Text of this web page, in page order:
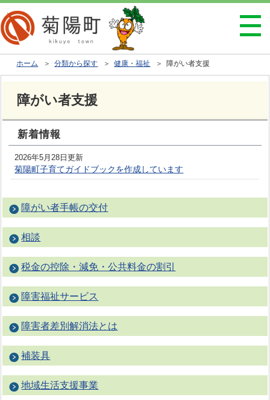
ホーム ＞分類から探す ＞健康・福祉 ＞ 障がい者支援
障がい者支援
新着情報
2026年5月28日更新
菊陽町子育てガイドブックを作成しています
障がい者手帳の交付
相談
税金の控除・減免・公共料金の割引
障害福祉サービス
障害者差別解消法とは
補装具
地域生活支援事業